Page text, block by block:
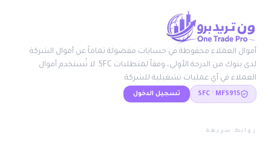
أموال العملاء محفوظة في حسابات مفصولة تماماً عن أموال الشركة
لدى بنوك من الدرجة الأولى، وفقاً لمتطلبات SFC. لا تُستخدم أموال
العملاء في أي عمليات تشغيلية للشركة.
SFC · MFS915 تسجيل الدخول
روابط سريعة